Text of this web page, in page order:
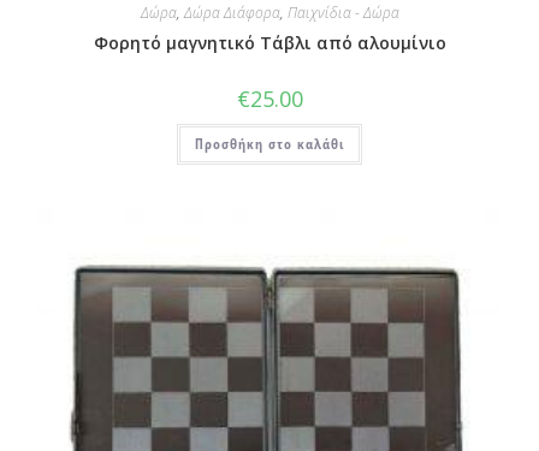
Δώρα,Δώρα Διάφορα, Παιχνίδια - Δώρα
Φορητό μαγνητικό Τάβλι από αλουμίνιο
€25.00
Προσθήκη στο καλάθι